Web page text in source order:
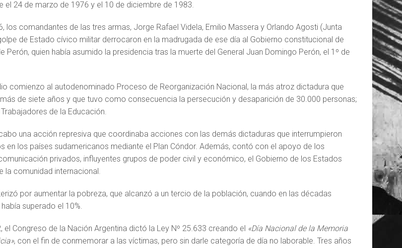
el 24 de marzo de 1976 y el 10 de diciembre de 1983.
los comandantes de las tres armas, Jorge Rafael Videla, Emilio Massera y Orlando Agosti (Junta
de Estado cívico militar derrocaron en la madrugada de ese día al Gobierno constitucional de
Perón, quien había asumido la presidencia tras la muerte del General Juan Domingo Perón, el 1º de
comienzo al autodenominado Proceso de Reorganización Nacional, la más atroz dictadura que
de siete años y que tuvo como consecuencia la persecución y desaparición de 30.000 personas;
de la Educación.
una acción represiva que coordinaba acciones con las demás dictaduras que interrumpieron
en los países sudamericanos mediante el Plan Cóndor. Además, contó con el apoyo de los
privados, influyentes grupos de poder civil y económico, el Gobierno de los Estados
la comunidad internacional.
por aumentar la pobreza, que alcanzó a un tercio de la población, cuando en las décadas
superado el 10%.
el Congreso de la Nación Argentina dictó la Ley Nº 25.633 creando el «Día Nacional de la Memoria
, con el fin de conmemorar a las víctimas, pero sin darle categoría de día no laborable. Tres años